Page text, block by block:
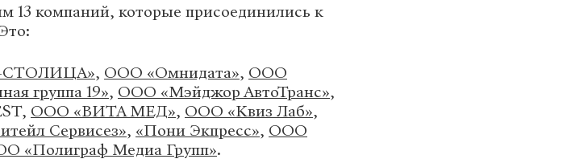
13 компаний, которые присоединились к
, ООО «Омнидата», ООО
группа 19», ООО «Мэйджор АвтоТранс»,
ООО «ВИТА МЕД», ООО «Квиз Лаб»,
Сервисез», «Пони Экпресс», ООО
«Полиграф Медиа Групп».